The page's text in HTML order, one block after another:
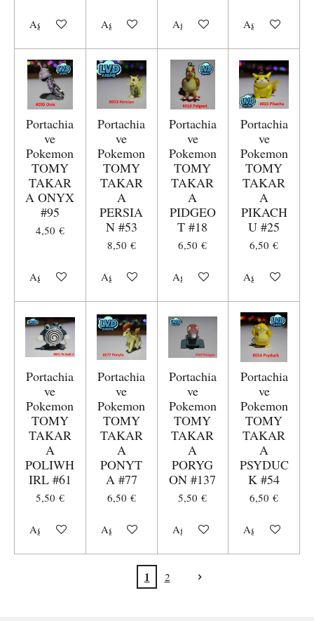
Aggiungi al carrelloAggiungi al carrelloAggiungi al carrelloAggiungi al
Portachia
ve
Pokemon
TOMY
TAKAR
A ONYX
#95
4,50 €
Aggiungi al carrello
Portachia
ve
Pokemon
TOMY
TAKAR
A
PERSIA
N #53
8,50 €
Aggiungi al carrello
Portachia
ve
Pokemon
TOMY
TAKAR
A
PIDGEO
T #18
6,50 €
Aggiungi al carrello
Portachia
ve
Pokemon
TOMY
TAKAR
A
PIKACH
U #25
6,50 €
Aggiungi al
Portachia
ve
Pokemon
TOMY
TAKAR
A
POLIWH
IRL #61
5,50 €
Aggiungi al carrello
Portachia
ve
Pokemon
TOMY
TAKAR
A
PONYT
A #77
6,50 €
Aggiungi al carrello
Portachia
ve
Pokemon
TOMY
TAKAR
A
PORYG
ON #137
5,50 €
Aggiungi al carrello
Portachia
ve
Pokemon
TOMY
TAKAR
A
PSYDUC
K #54
6,50 €
Aggiungi al
1 2